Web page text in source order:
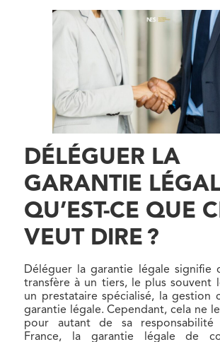
DÉLÉGUER LA
GARANTIE
QU’EST-CE QUE
VEUT DIRE ?
Déléguer la garantie légale signifie
transfère à un tiers, le plus souvent
un prestataire spécialisé, la gestion
garantie légale. Cependant, cela ne
pour autant de sa responsabilité
France, la garantie légale de